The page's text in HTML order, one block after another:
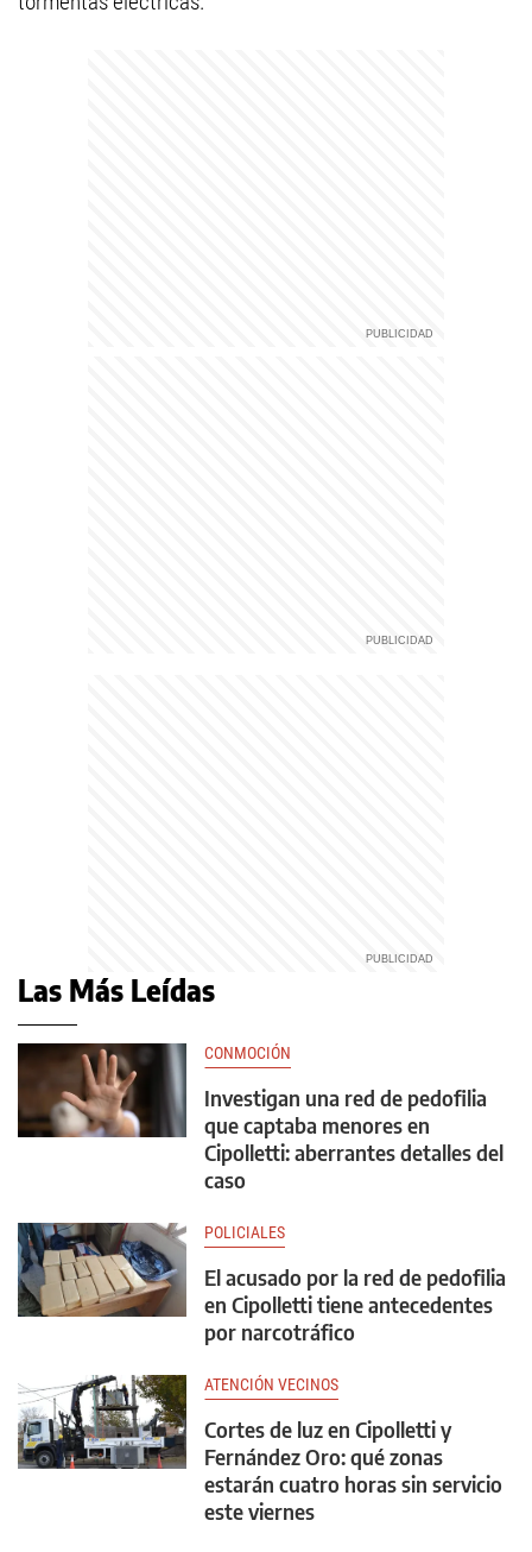
Las Más Leídas
CONMOCIÓN
Investigan una red de pedofilia
que captaba menores en
Cipolletti: aberrantes detalles del
caso
POLICIALES
El acusado por la red de pedofilia
en Cipolletti tiene antecedentes
por narcotráfico
ATENCIÓN VECINOS
Cortes de luz en Cipolletti y
Fernández Oro: qué zonas
estarán cuatro horas sin servicio
este viernes